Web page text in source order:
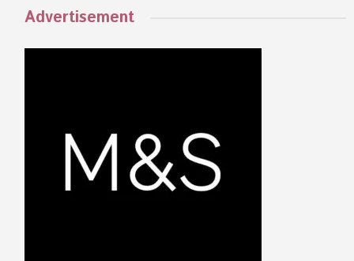
Advertisement